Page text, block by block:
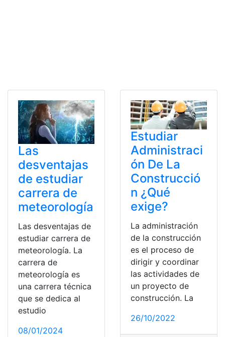
Las
desventajas
de estudiar
carrera de
meteorología
Las desventajas de
estudiar carrera de
meteorología. La
carrera de
meteorología es
una carrera técnica
que se dedica al
estudio
08/01/2024
Estudiar
Administraci
ón De La
Construcció
n ¿Qué
exige?
La administración
de la construcción
es el proceso de
dirigir y coordinar
las actividades de
un proyecto de
construcción. La
26/10/2022